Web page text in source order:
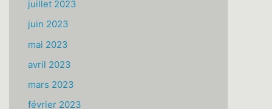
juillet 2023
juin 2023
mai 2023
avril 2023
mars 2023
février 2023